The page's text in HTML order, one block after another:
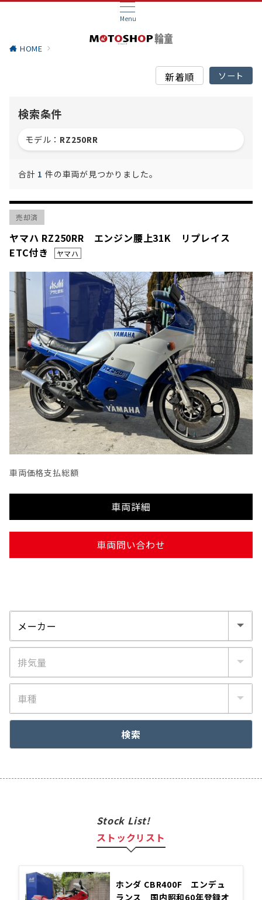
Menu
HOME
検索条件
モデル： RZ250RR
合計 1 件の車両が見つかりました。
売却済
ヤマハ RZ250RR エンジン腰上31K リプレイス
ETC付き
ヤマハ
車両価格支払総額
車両詳細
車両問い合わせ
検索
Stock List!
ストックリスト
ホンダ CBR400F エンデュ
ランス 国内昭和60年登録オ